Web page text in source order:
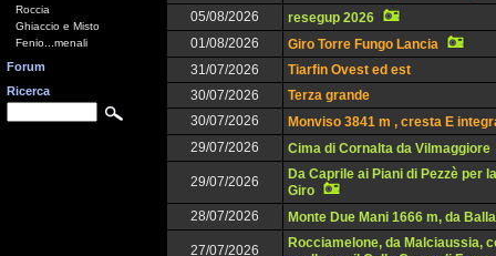
Roccia
Ghiaccio e Misto
Fenio...menali
Forum
Ricerca
05/08/2026
resegup 2026
01/08/2026
Giro Torre Fungo Lancia
31/07/2026
Tiarfin Ovest ed est
30/07/2026
Terza grande
30/07/2026
Monviso 3841 m , cresta E
29/07/2026
Cima di Cornalta da Vilmaggiore
29/07/2026
Da Caprile ai Piani di Pezzè per
Giro
28/07/2026
Monte Due Mani 1666 m, da
27/07/2026
Rocciamelone, da Malciaussia,